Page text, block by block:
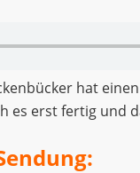
hat
es erst fertig und